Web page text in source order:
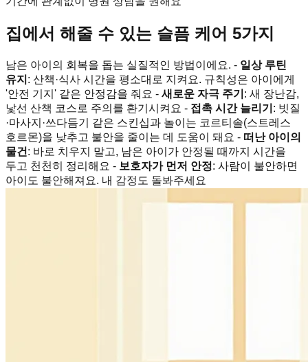
집에서 해줄 수 있는 슬픔 케어 5가지
남은 아이의 회복을 돕는 실질적인 방법이에요. - 일상 루틴
유지 : 산책·식사 시간을 평소대로 지켜요. 규칙성은 아이에게
'안전 기지' 같은 안정감을 줘요 - 새로운 자극 주기 : 새 장난감,
낯선 산책 코스로 주의를 환기시켜요 - 접촉 시간 늘리기 : 빗질
·마사지·쓰다듬기 같은 스킨십과 놀이는 코르티솔(스트레스
호르몬)을 낮추고 불안을 줄이는 데 도움이 돼요 - 떠난 아이의
물건 : 바로 치우지 말고, 남은 아이가 안정될 때까지 시간을
두고 천천히 정리해요 - 보호자가 먼저 안정: 사람이 불안하면
아이도 불안해져요. 내 감정도 돌봐주세요